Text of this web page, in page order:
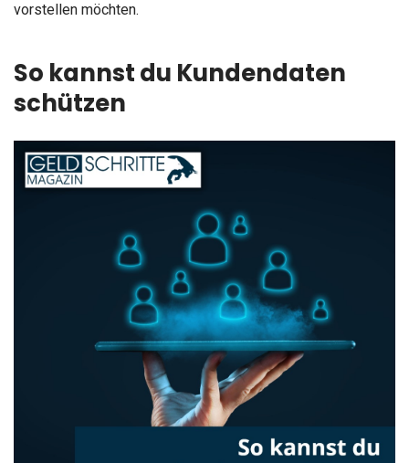
vorstellen möchten.
So kannst du Kundendaten
schützen